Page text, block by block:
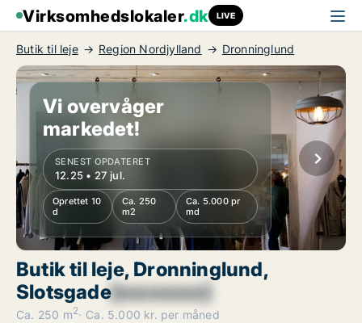
Virksomhedslokaler.dk LIVE
Butik til leje Region Nordjylland Dronninglund
Vi overvåger
markedet!
SENEST OPDATERET
12.25 • 27 jul.
Oprettet 10
d
Ca. 250
m2
Ca. 5.000 pr
md
Butik til leje, Dronninglund,
Slotsgade[xxxxxxxx]
Ca. 250 m2 Ca. 5.000 kr. per måned